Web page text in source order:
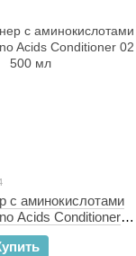
с аминокислотами
Acids Conditioner